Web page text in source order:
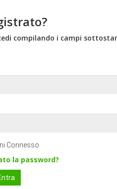
compilando i campi
Connesso
la password?